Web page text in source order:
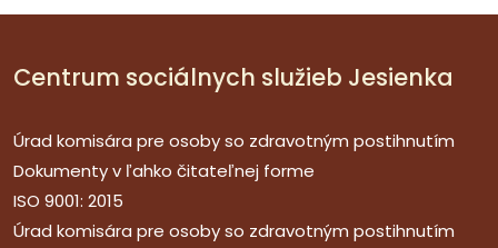
Centrum sociálnych služieb Jesienka
Úrad komisára pre osoby so zdravotným postihnutím
Dokumenty v ľahko čitateľnej forme
ISO 9001: 2015
Úrad komisára pre osoby so zdravotným postihnutím